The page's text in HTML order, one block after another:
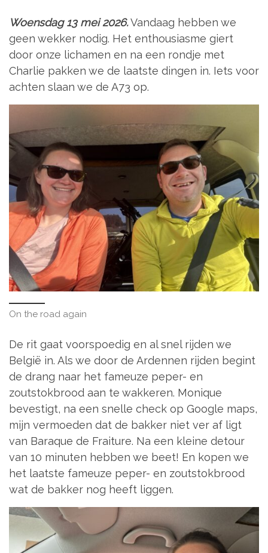
Woensdag 13 mei 2026.Vandaag hebben we
geen wekker nodig. Het enthousiasme giert
door onze lichamen en na een rondje met
Charlie pakken we de laatste dingen in. Iets voor
achten slaan we de A73 op.
On the road again
De rit gaat voorspoedig en al snel rijden we
België in. Als we door de Ardennen rijden begint
de drang naar het fameuze peper- en
zoutstokbrood aan te wakkeren. Monique
bevestigt, na een snelle check op Google maps,
mijn vermoeden dat de bakker niet ver af ligt
van Baraque de Fraiture. Na een kleine detour
van 10 minuten hebben we beet! En kopen we
het laatste fameuze peper- en zoutstokbrood
wat de bakker nog heeft liggen.